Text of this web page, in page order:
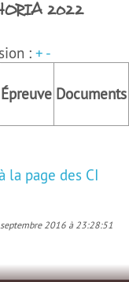
2022
: + -
Épreuve Documents
la page des CI
septembre 2016 à 23:28:51